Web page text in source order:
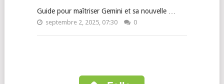
Guide pour maîtriser Gemini et sa nouvelle …
septembre 2, 2025, 07:30 0